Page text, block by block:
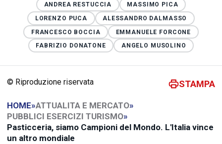
ANDREA RESTUCCIA
MASSIMO PICA
LORENZO PUCA
ALESSANDRO DALMASSO
FRANCESCO BOCCIA
EMMANUELE FORCONE
FABRIZIO DONATONE
ANGELO MUSOLINO
© Riproduzione riservata STAMPA
HOME»ATTUALITA E MERCATO»
PUBBLICI ESERCIZI TURISMO»
Pasticceria, siamo Campioni del Mondo. L'Italia vince
un altro mondiale